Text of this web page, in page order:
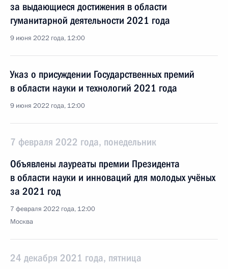
за выдающиеся достижения в области
гуманитарной деятельности 2021 года
9 июня 2022 года, 12:00
Указ о присуждении Государственных премий
в области науки и технологий 2021 года
9 июня 2022 года, 12:00
7 февраля 2022 года, понедельник
Объявлены лауреаты премии Президента
в области науки и инноваций для молодых учёных
за 2021 год
7 февраля 2022 года, 12:00
Москва
24 декабря 2021 года, пятница